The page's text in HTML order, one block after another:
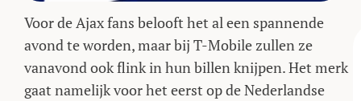
Voor de Ajax fans belooft het al een spannende
avond te worden, maar bij T-Mobile zullen ze
vanavond ook flink in hun billen knijpen. Het merk
gaat namelijk voor het eerst op de Nederlandse